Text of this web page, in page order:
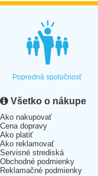
Popredná spoločnosť
Všetko o nákupe
Ako nakupovať
Cena dopravy
Ako platiť
Ako reklamovať
Servisné strediská
Obchodné podmienky
Reklamačné podmienky